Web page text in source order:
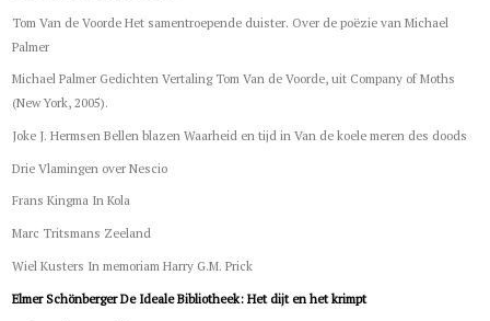
Tom Van de Voorde Het samentroepende duister. Over de poëzie van Michael
Palmer
Michael Palmer Gedichten Vertaling Tom Van de Voorde, uit Company of Moths
(New York, 2005).
Joke J. Hermsen Bellen blazen Waarheid en tijd in Van de koele meren des doods
Drie Vlamingen over Nescio
Frans Kingma In Kola
Marc Tritsmans Zeeland
Wiel Kusters In memoriam Harry G.M. Prick
Elmer Schönberger De Ideale Bibliotheek: Het dijt en het krimpt